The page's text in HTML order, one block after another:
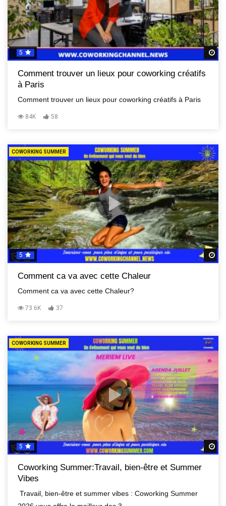
5
Comment trouver un lieux pour coworking créatifs
à Paris
Comment trouver un lieux pour coworking créatifs à Paris
84K 58
COWORKING SUMMER
5
Comment ca va avec cette Chaleur
Comment ca va avec cette Chaleur?
73.6K 37
COWORKING SUMMER
5
Coworking Summer:Travail, bien-être et Summer
Vibes
Travail, bien-être et summer vibes : Coworking Summer